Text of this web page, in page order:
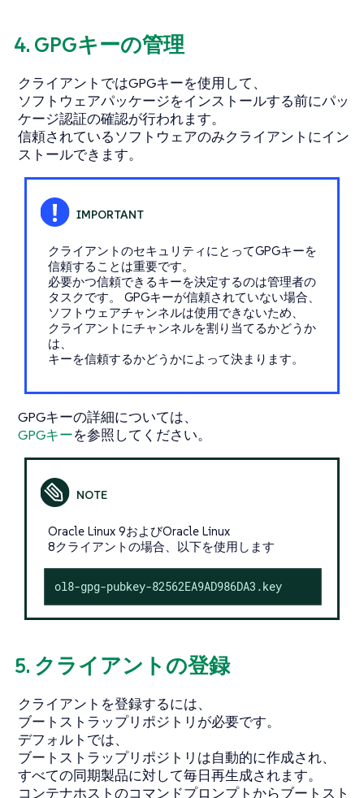
4. GPGキーの管理
クライアントではGPGキーを使用して、
ソフトウェアパッケージをインストールする前にパッ
ケージ認証の確認が行われます。
信頼されているソフトウェアのみクライアントにイン
ストールできます。
クライアントのセキュリティにとってGPGキーを
信頼することは重要です。
必要かつ信頼できるキーを決定するのは管理者の
タスクです。 GPGキーが信頼されていない場合、
ソフトウェアチャンネルは使用できないため、
クライアントにチャンネルを割り当てるかどうか
は、
キーを信頼するかどうかによって決まります。
GPGキーの詳細については、
GPGキーを参照してください。
Oracle Linux 9およびOracle Linux
8クライアントの場合、以下を使用します
ol8-gpg-pubkey-82562EA9AD986DA3.key
5. クライアントの登録
クライアントを登録するには、
ブートストラップリポジトリが必要です。
デフォルトでは、
ブートストラップリポジトリは自動的に作成され、
すべての同期製品に対して毎日再生成されます。
コンテナホストのコマンドプロンプトからブートスト